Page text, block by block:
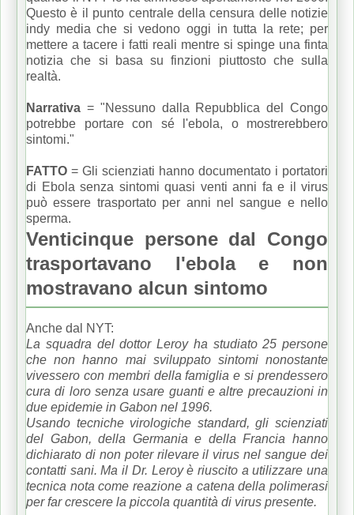
Questo è il punto centrale della censura delle notizie
indy media che si vedono oggi in tutta la rete; per
mettere a tacere i fatti reali mentre si spinge una finta
notizia che si basa su finzioni piuttosto che sulla
realtà.
Narrativa = "Nessuno dalla Repubblica del Congo
potrebbe portare con sé l'ebola, o mostrerebbero
sintomi."
FATTO = Gli scienziati hanno documentato i portatori
di Ebola senza sintomi quasi venti anni fa e il virus
può essere trasportato per anni nel sangue e nello
sperma.
Venticinque persone dal Congo
trasportavano l'ebola e non
mostravano alcun sintomo
Anche dal NYT:
La squadra del dottor Leroy ha studiato 25 persone
che non hanno mai sviluppato sintomi nonostante
vivessero con membri della famiglia e si prendessero
cura di loro senza usare guanti e altre precauzioni in
due epidemie in Gabon nel 1996.
Usando tecniche virologiche standard, gli scienziati
del Gabon, della Germania e della Francia hanno
dichiarato di non poter rilevare il virus nel sangue dei
contatti sani.Ma il Dr. Leroy è riuscito a utilizzare una
tecnica nota come reazione a catena della polimerasi
per far crescere la piccola quantità di virus presente.